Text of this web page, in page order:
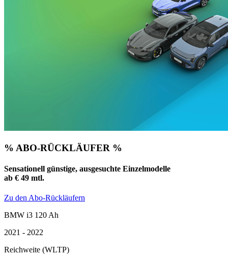
% ABO-RÜCKLÄUFER %
Sensationell günstige, ausgesuchte Einzelmodelle
ab € 49 mtl.
Zu den Abo-Rückläufern
BMW i3 120 Ah
2021 - 2022
Reichweite (WLTP)